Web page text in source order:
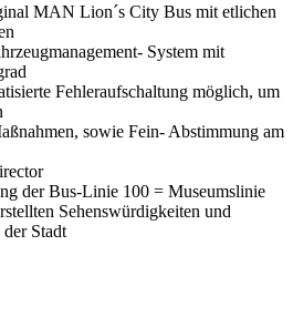
MAN Lion´s City Bus mit etlichen
System mit
Fehleraufschaltung möglich, um
sowie Fein- Abstimmung am
der Bus-Linie 100 = Museumslinie
Sehenswürdigkeiten und
Stadt